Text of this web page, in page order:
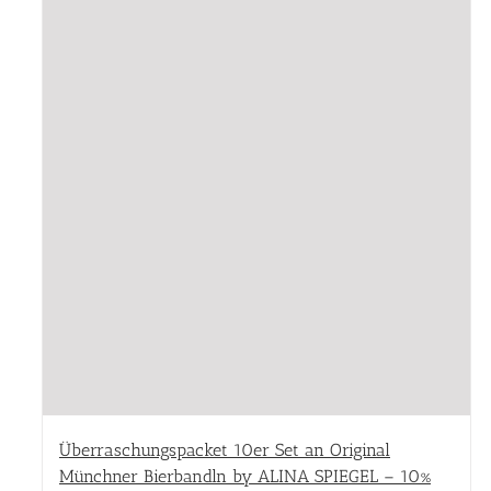
Überraschungspacket 10er Set an Original
Münchner Bierbandln by ALINA SPIEGEL – 10%